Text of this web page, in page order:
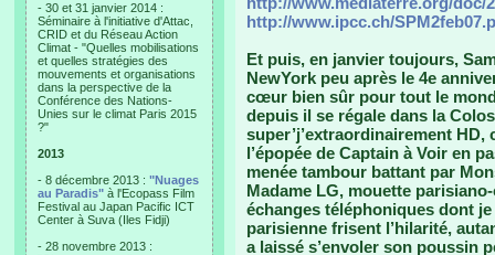
- 30 et 31 janvier 2014 :
Séminaire à l'initiative d'Attac,
CRID et du Réseau Action
Climat - "Quelles mobilisations
et quelles stratégies des
mouvements et organisations
dans la perspective de la
Conférence des Nations-
Unies sur le climat Paris 2015
?"
2013
- 8 décembre 2013 : "Nuages
au Paradis" à l'Ecopass Film
Festival au Japan Pacific ICT
Center à Suva (Iles Fidji)
- 28 novembre 2013 :
http://www.ipcc.ch/
Et puis, en janvier toujours,
NewYork peu après le 4e
cœur bien sûr pour tout le
depuis il se régale dans la
super’j’extraordinairement
l’épopée de Captain à Voir en
menée tambour battant par
Madame LG, mouette
échanges téléphoniques dont
parisienne frisent l’hilarité,
a laissé s’envoler son poussin